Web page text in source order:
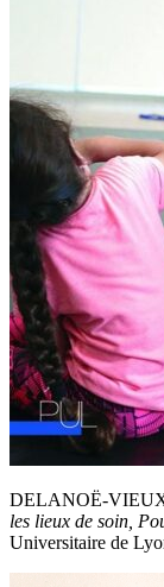
DELANOË-VIEUX
les lieux de soin,
Universitaire de